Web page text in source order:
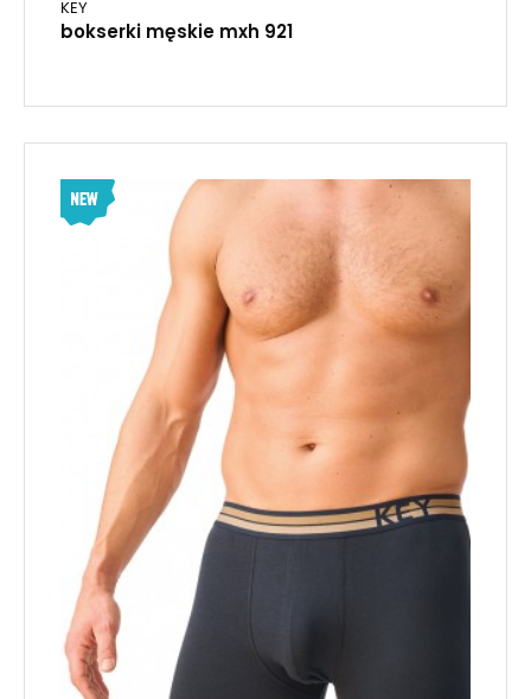
KEY
bokserki męskie mxh 921